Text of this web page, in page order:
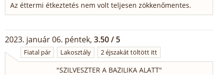
Az éttermi étkeztetés nem volt teljesen zökkenőmentes.
2023. január 06. péntek, 3.50 / 5
Fiatal pár Lakosztály 2 éjszakát töltött itt
"SZILVESZTER A BAZILIKA ALATT"